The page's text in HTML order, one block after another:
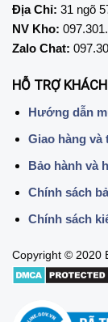
Địa Chỉ: 31 ngõ
NV Kho:
Zalo Chat:
HỖ TRỢ
Hướng dẫn
Giao hàng và
Bảo hành và
Chính sách
Chính sách
Copyright © 2020